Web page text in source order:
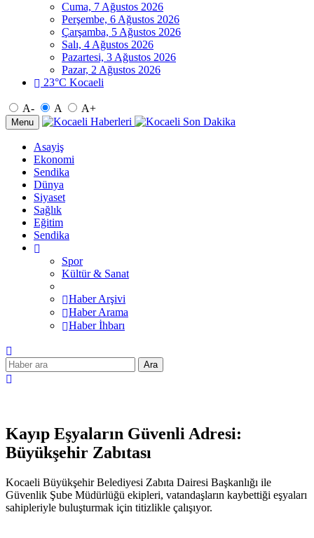
Cuma, 7 Ağustos 2026
Perşembe, 6 Ağustos 2026
Çarşamba, 5 Ağustos 2026
Salı, 4 Ağustos 2026
Pazartesi, 3 Ağustos 2026
Pazar, 2 Ağustos 2026
23°C Kocaeli
A- A A+
Menu
Asayiş
Ekonomi
Sendika
Dünya
Siyaset
Sağlık
Eğitim
Sendika
Spor
Kültür & Sanat
Haber Arşivi
Haber Arama
Haber İhbarı
Ara
Kayıp Eşyaların Güvenli Adresi:
Büyükşehir Zabıtası
Kocaeli Büyükşehir Belediyesi Zabıta Dairesi Başkanlığı ile
Güvenlik Şube Müdürlüğü ekipleri, vatandaşların kaybettiği eşyaları
sahipleriyle buluşturmak için titizlikle çalışıyor.